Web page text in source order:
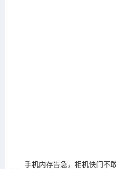
手机内存告急，相机快门不